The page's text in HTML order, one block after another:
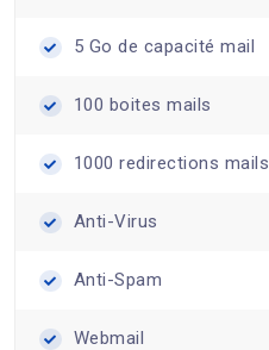
5 Go de capacité mail
100 boites mails
1000 redirections mails
Anti-Virus
Anti-Spam
Webmail